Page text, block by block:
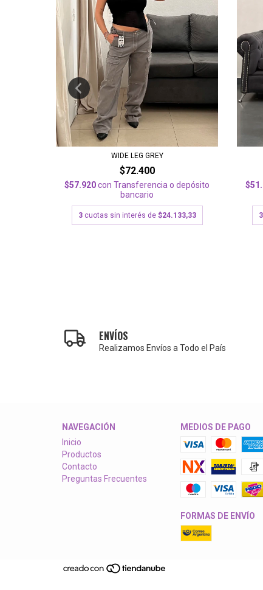
WIDE LEG GREY
$72.400
$57.920con Transferencia o depósito
bancario
3 cuotas sin interés de $24.133,33 3
ENVÍOS
Realizamos Envíos a Todo el País
NAVEGACIÓN
Inicio
Productos
Contacto
Preguntas Frecuentes
MEDIOS DE PAGO
FORMAS DE ENVÍO